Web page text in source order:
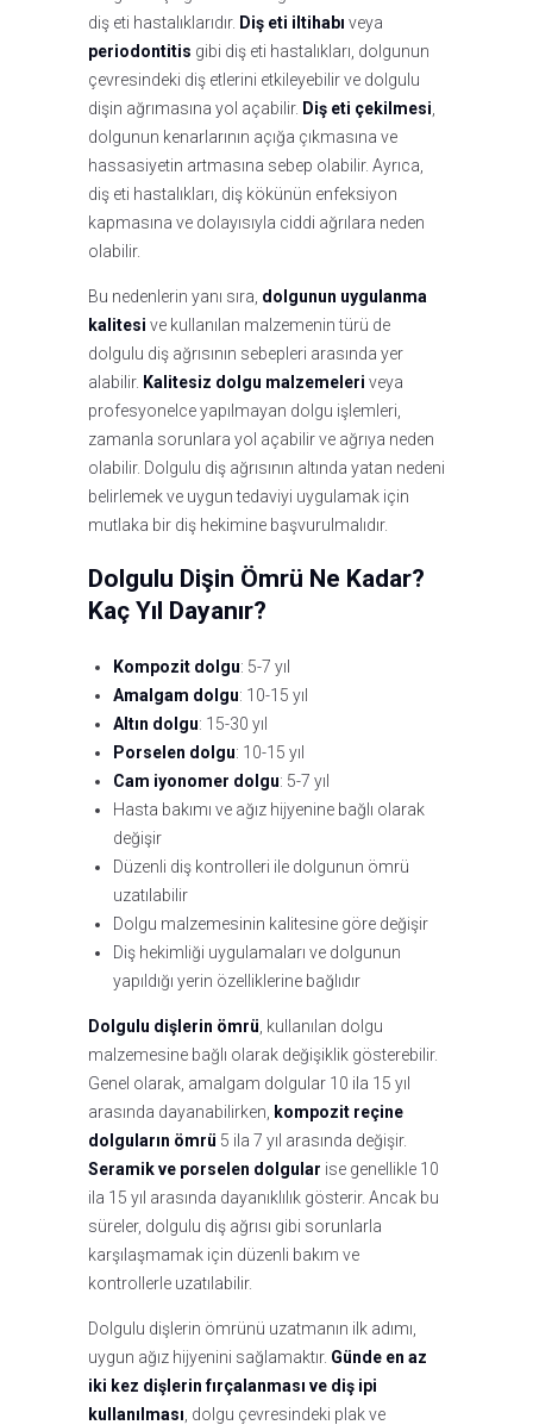
diş eti hastalıklarıdır. Diş eti iltihabı veya
periodontitis gibi diş eti hastalıkları, dolgunun
çevresindeki diş etlerini etkileyebilir ve dolgulu
dişin ağrımasına yol açabilir. Diş eti çekilmesi
dolgunun kenarlarının açığa çıkmasına ve
hassasiyetin artmasına sebep olabilir. Ayrıca,
diş eti hastalıkları, diş kökünün enfeksiyon
kapmasına ve dolayısıyla ciddi ağrılara neden
olabilir.
Bu nedenlerin yanı sıra, dolgunun uygulanma
kalitesi ve kullanılan malzemenin türü de
dolgulu diş ağrısının sebepleri arasında yer
alabilir. Kalitesiz dolgu malzemeleri veya
profesyonelce yapılmayan dolgu işlemleri,
zamanla sorunlara yol açabilir ve ağrıya neden
olabilir. Dolgulu diş ağrısının altında yatan nedeni
belirlemek ve uygun tedaviyi uygulamak için
mutlaka bir diş hekimine başvurulmalıdır.
Dolgulu Dişin Ömrü Ne Kadar?
Kaç Yıl Dayanır?
Kompozit dolgu: 5-7 yıl
Amalgam dolgu: 10-15 yıl
Altın dolgu: 15-30 yıl
Porselen dolgu: 10-15 yıl
Cam iyonomer dolgu: 5-7 yıl
Hasta bakımı ve ağız hijyenine bağlı olarak
değişir
Düzenli diş kontrolleri ile dolgunun ömrü
uzatılabilir
Dolgu malzemesinin kalitesine göre değişir
Diş hekimliği uygulamaları ve dolgunun
yapıldığı yerin özelliklerine bağlıdır
Dolgulu dişlerin ömrü , kullanılan dolgu
malzemesine bağlı olarak değişiklik gösterebilir.
Genel olarak, amalgam dolgular 10 ila 15 yıl
arasında dayanabilirken,
kompozit reçine
dolguların ömrü 5 ila 7 yıl arasında değişir.
Seramik ve porselen dolgular ise genellikle 10
ila 15 yıl arasında dayanıklılık gösterir. Ancak bu
süreler, dolgulu diş ağrısı gibi sorunlarla
karşılaşmamak için düzenli bakım ve
kontrollerle uzatılabilir.
Dolgulu dişlerin ömrünü uzatmanın ilk adımı,
uygun ağız hijyenini sağlamaktır. Günde en az
iki kez dişlerin fırçalanması ve diş ipi
kullanılması , dolgu çevresindeki plak ve